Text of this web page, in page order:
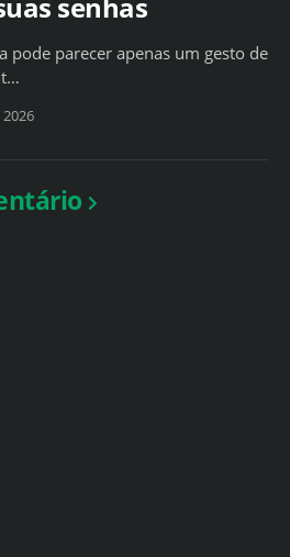
senhas
pode parecer apenas um gesto de
2026